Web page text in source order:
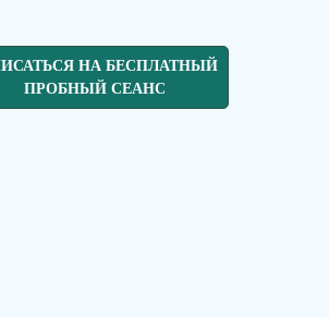
НА БЕСПЛАТНЫЙ
ПРОБНЫЙ СЕАНС